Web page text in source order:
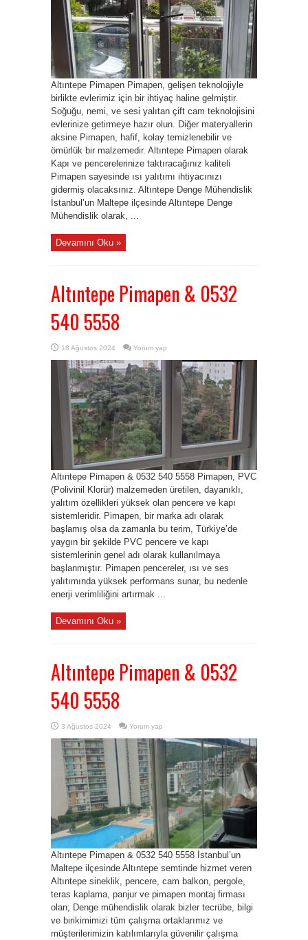
Altıntepe Pimapen Pimapen, gelişen teknolojiyle
birlikte evlerimiz için bir ihtiyaç haline gelmiştir.
Soğuğu, nemi, ve sesi yalıtan çift cam teknolojisini
evlerinize getirmeye hazır olun. Diğer materyallerin
aksine Pimapen, hafif, kolay temizlenebilir ve
ömürlük bir malzemedir. Altıntepe Pimapen olarak
Kapı ve pencerelerinize taktıracağınız kaliteli
Pimapen sayesinde ısı yalıtımı ihtiyacınızı
gidermiş olacaksınız. Altıntepe Denge Mühendislik
İstanbul’un Maltepe ilçesinde Altıntepe Denge
Mühendislik olarak, ...
Devamını Oku »
Altıntepe Pimapen & 0532
540 5558
18 Ağustos 2024 Yorum yap
Altıntepe Pimapen & 0532 540 5558 Pimapen, PVC
(Polivinil Klorür) malzemeden üretilen, dayanıklı,
yalıtım özellikleri yüksek olan pencere ve kapı
sistemleridir. Pimapen, bir marka adı olarak
başlamış olsa da zamanla bu terim, Türkiye’de
yaygın bir şekilde PVC pencere ve kapı
sistemlerinin genel adı olarak kullanılmaya
başlanmıştır. Pimapen pencereler, ısı ve ses
yalıtımında yüksek performans sunar, bu nedenle
enerji verimliliğini artırmak ...
Devamını Oku »
Altıntepe Pimapen & 0532
540 5558
3 Ağustos 2024 Yorum yap
Altıntepe Pimapen & 0532 540 5558 İstanbul’un
Maltepe ilçesinde Altıntepe semtinde hizmet veren
Altıntepe sineklik, pencere, cam balkon, pergole,
teras kaplama, panjur ve pimapen montaj firması
olan; Denge mühendislik olarak bizler tecrübe, bilgi
ve birikimimizi tüm çalışma ortaklarımız ve
müşterilerimizin katılımlarıyla güvenilir çalışma